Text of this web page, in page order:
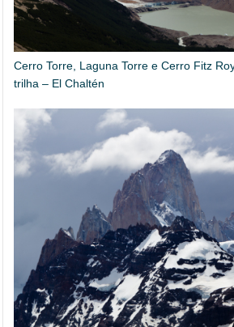
Cerro Torre, Laguna Torre e Cerro Fitz
trilha – El Chaltén